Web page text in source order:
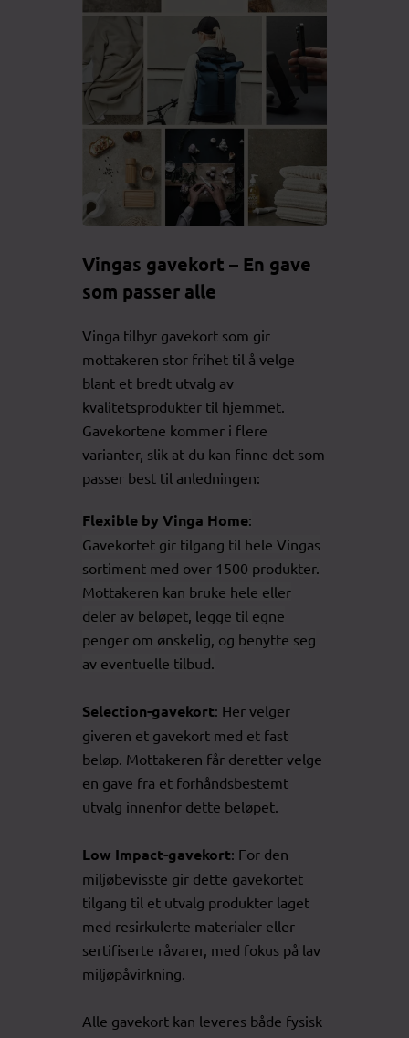
Vingas gavekort – En gave
som passer alle
Vinga tilbyr gavekort som gir
mottakeren stor frihet til å velge
blant et bredt utvalg av
kvalitetsprodukter til hjemmet.
Gavekortene kommer i flere
varianter, slik at du kan finne det som
passer best til anledningen:
Flexible by Vinga Home:
Gavekortet gir tilgang til hele Vingas
sortiment med over 1500 produkter.
Mottakeren kan bruke hele eller
deler av beløpet, legge til egne
penger om ønskelig, og benytte seg
av eventuelle tilbud.
Selection-gavekort: Her velger
giveren et gavekort med et fast
beløp. Mottakeren får deretter velge
en gave fra et forhåndsbestemt
utvalg innenfor dette beløpet.
Low Impact-gavekort: For den
miljøbevisste gir dette gavekortet
tilgang til et utvalg produkter laget
med resirkulerte materialer eller
sertifiserte råvarer, med fokus på lav
miljøpåvirkning.
Alle gavekort kan leveres både fysisk